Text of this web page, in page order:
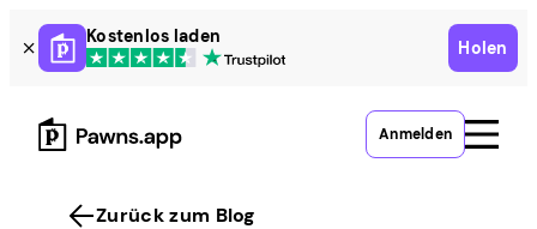
Skip
to
content
Kostenlos laden
Holen
Anmelden
Zurück zum Blog